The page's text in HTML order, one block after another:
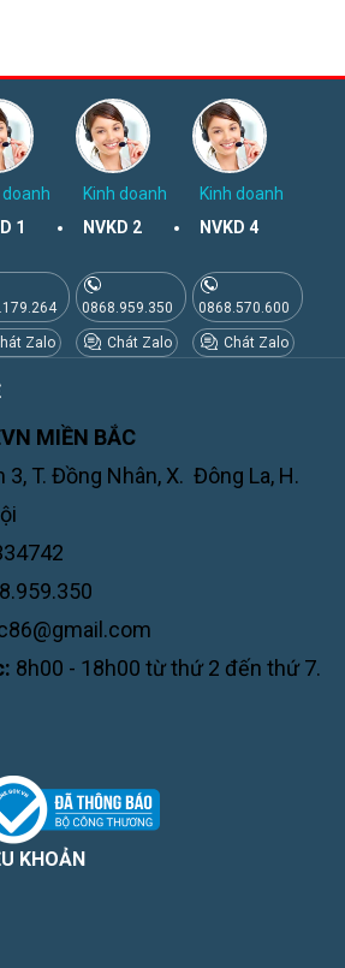
doanh
1
Zalo
Kinh doanh
NVKD 2
0868.959.350
Chát Zalo
Kinh doanh
NVKD 4
0868.570.600
Chát Zalo
MIỀN BẮC
3, T. Đồng Nhân, X. Đông La, H.
8h00 - 18h00 từ thứ 2 đến thứ 7.
KHOẢN